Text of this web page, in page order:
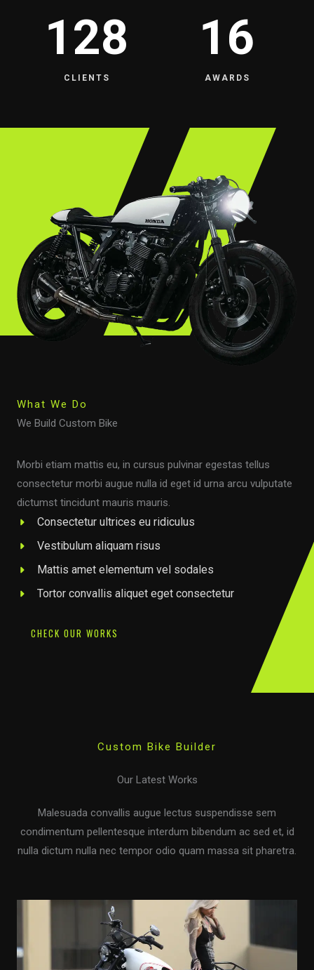
128
CLIENTS
16
AWARDS
What We Do
We Build Custom Bike
Morbi etiam mattis eu, in cursus pulvinar egestas tellus
consectetur morbi augue nulla id eget id urna arcu vulputate
dictumst tincidunt mauris mauris.
Consectetur ultrices eu ridiculus
Vestibulum aliquam risus
Mattis amet elementum vel sodales
Tortor convallis aliquet eget consectetur
CHECK OUR WORKS
Custom Bike Builder
Our Latest Works
Malesuada convallis augue lectus suspendisse sem
condimentum pellentesque interdum bibendum ac sed et, id
nulla dictum nulla nec tempor odio quam massa sit pharetra.